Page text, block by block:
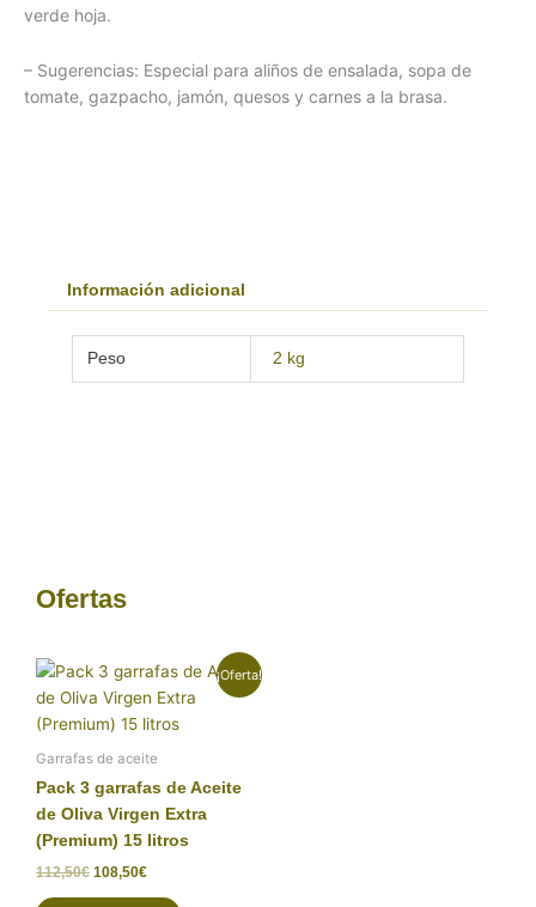
verde hoja.
– Sugerencias: Especial para aliños de ensalada, sopa de
tomate, gazpacho, jamón, quesos y carnes a la brasa.
Información adicional
Peso 2 kg
Ofertas
¡Oferta!
Garrafas de aceite
Pack 3 garrafas de Aceite
de Oliva Virgen Extra
(Premium) 15 litros
112,50€
El
precio
original
era:
108,50€
El
actual
es: